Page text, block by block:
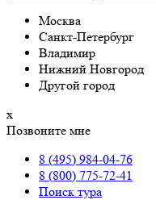
Москва
Санкт-Петербург
Владимир
Нижний Новгород
Другой город
х
Позвоните мне
8 (495) 984-04-76
8 (800) 775-72-41
Поиск тура